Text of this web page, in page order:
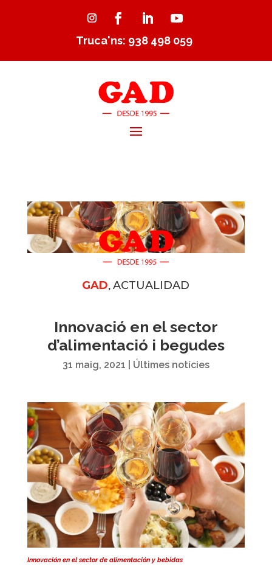
Truca'ns: 938 498 059
GAD,ACTUALIDAD
Innovació en el sector
d’alimentació i begudes
31 maig, 2021 Últimes notícies
Innovación en el sector de alimentación y bebidas